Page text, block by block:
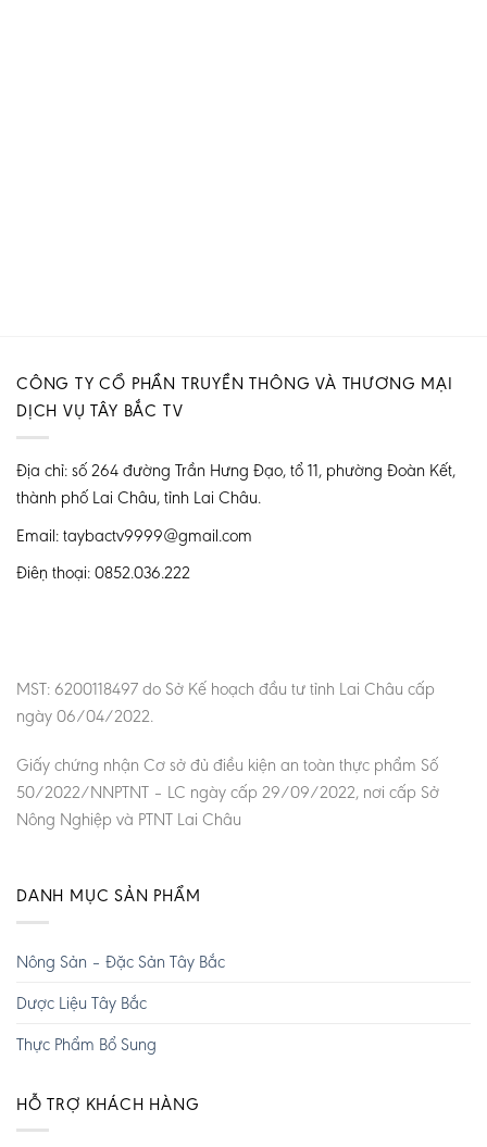
CÔNG TY CỔ PHẦN TRUYỀN THÔNG VÀ THƯƠNG MẠI
DỊCH VỤ TÂY BẮC TV
Địa chỉ: số 264 đường Trần Hưng Đạo, tổ 11, phường Đoàn Kết,
thành phố Lai Châu, tỉnh Lai Châu.
Email: taybactv9999@gmail.com
Điện thoại: 0852.036.222
MST: 6200118497 do Sở Kế hoạch đầu tư tỉnh Lai Châu cấp
ngày 06/04/2022.
Giấy chứng nhận Cơ sở đủ điều kiện an toàn thực phẩm Số
50/2022/NNPTNT – LC ngày cấp 29/09/2022, nơi cấp Sở
Nông Nghiệp và PTNT Lai Châu
DANH MỤC SẢN PHẨM
Nông Sản – Đặc Sản Tây Bắc
Dược Liệu Tây Bắc
Thực Phẩm Bổ Sung
HỖ TRỢ KHÁCH HÀNG